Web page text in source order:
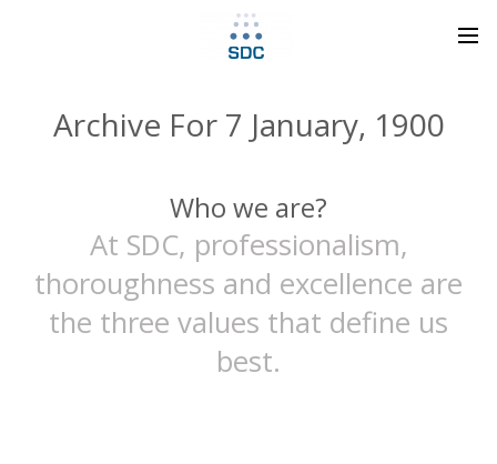
Archive For 7 January, 1900
Who we are?
At SDC, professionalism,
thoroughness and excellence are
the three values that define us
best.